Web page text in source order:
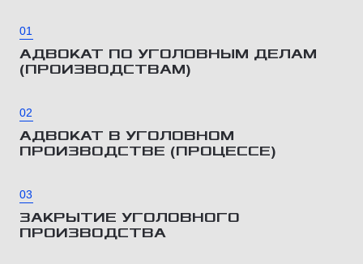
01
АДВОКАТ ПО УГОЛОВНЫМ ДЕЛАМ
(ПРОИЗВОДСТВАМ)
02
АДВОКАТ В УГОЛОВНОМ
ПРОИЗВОДСТВЕ (ПРОЦЕССЕ)
03
ЗАКРЫТИЕ УГОЛОВНОГО
ПРОИЗВОДСТВА